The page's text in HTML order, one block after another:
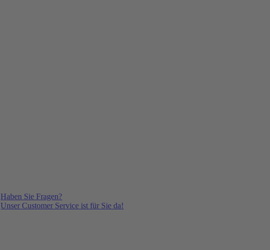
Haben Sie Fragen?
Unser Customer Service ist für Sie da!